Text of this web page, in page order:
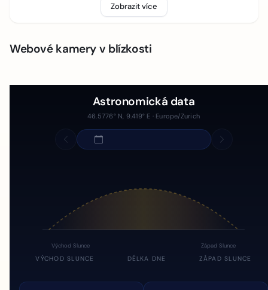
Zobrazit více
Webové kamery v blízkosti
Astronomická data
46.5776° N, 9.419° E · Europe/Zurich
Východ Slunce Západ Slunce
VÝCHOD SLUNCE DÉLKA DNE ZÁPAD SLUNCE